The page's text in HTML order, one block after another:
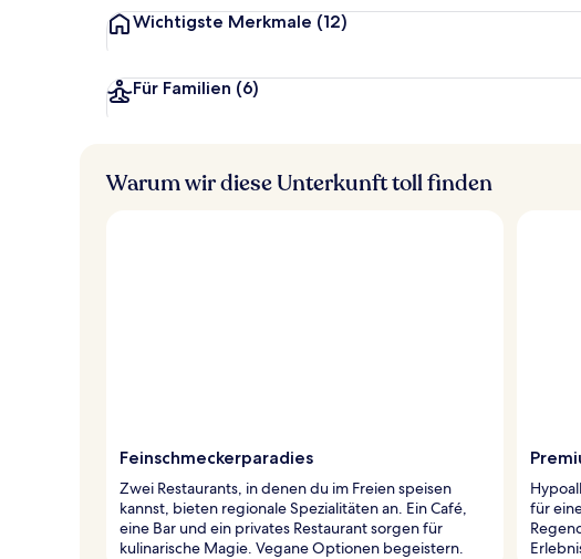
Wichtigste Merkmale (12)
Für Familien (6)
Warum wir diese Unterkunft toll finden
Feinschmeckerparadies
Zwei Restaurants, in denen du im Freien speisen
kannst, bieten regionale Spezialitäten an. Ein Café,
eine Bar und ein privates Restaurant sorgen für
kulinarische Magie. Vegane Optionen begeistern.
für